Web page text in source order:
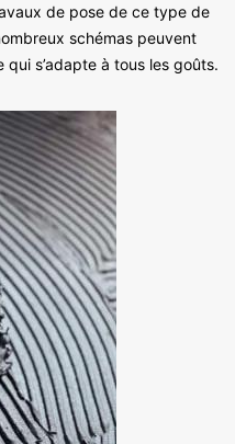
de pose de ce type de
schémas peuvent
s’adapte à tous les goûts.